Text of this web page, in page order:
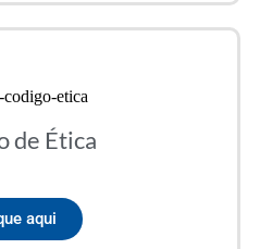
de Ética
aqui